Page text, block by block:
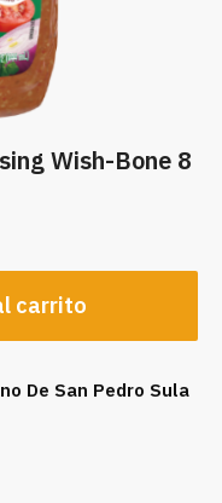
Wish-Bone 8
carrito
De San Pedro Sula